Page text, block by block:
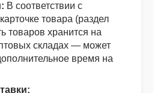
В соответствии с
товара (раздел
товаров хранится на
складах — может
время на